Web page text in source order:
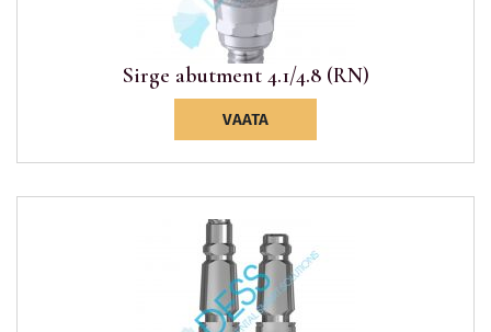
Sirge abutment 4.1/4.8 (RN)
VAATA